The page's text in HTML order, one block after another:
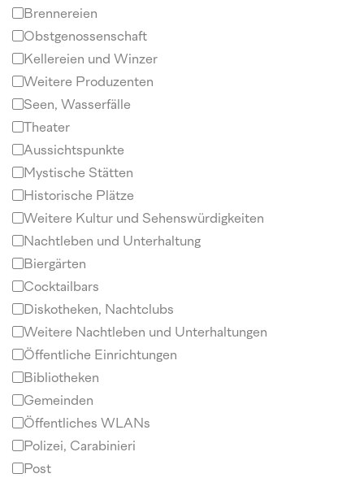
Brennereien
Obstgenossenschaft
Kellereien und Winzer
Weitere Produzenten
Seen, Wasserfälle
Theater
Aussichtspunkte
Mystische Stätten
Historische Plätze
Weitere Kultur und Sehenswürdigkeiten
Nachtleben und Unterhaltung
Biergärten
Cocktailbars
Diskotheken, Nachtclubs
Weitere Nachtleben und Unterhaltungen
Öffentliche Einrichtungen
Bibliotheken
Gemeinden
Öffentliches WLANs
Polizei, Carabinieri
Post